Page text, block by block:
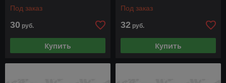
Под заказ
30 руб.
Купить
Под заказ
32 руб.
Купить